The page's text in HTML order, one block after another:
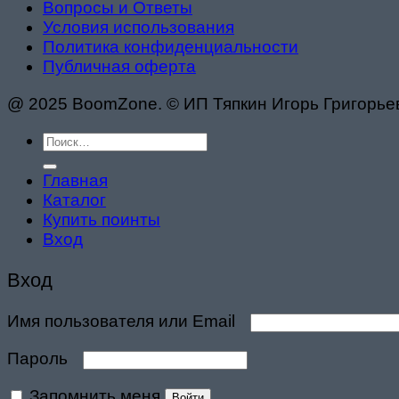
Вопросы и Ответы
Условия использования
Политика конфиденциальности
Публичная оферта
@ 2025 BoomZone. © ИП Тяпкин Игорь
Искать:
Главная
Каталог
Купить поинты
Вход
Вход
Имя пользователя или Email Обязательно
Пароль Обязательно